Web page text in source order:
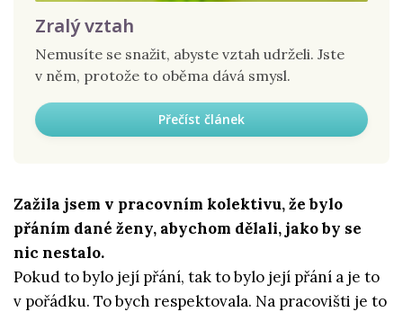
Zralý vztah
Nemusíte se snažit, abyste vztah udrželi. Jste
v něm, protože to oběma dává smysl.
Přečíst článek
Zažila jsem v pracovním kolektivu, že bylo
přáním dané ženy, abychom dělali, jako by se
nic nestalo.
Pokud to bylo její přání, tak to bylo její přání a je to
v pořádku. To bych respektovala. Na pracovišti je to